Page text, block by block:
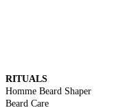
RITUALS
Homme Beard Shaper
Beard Care